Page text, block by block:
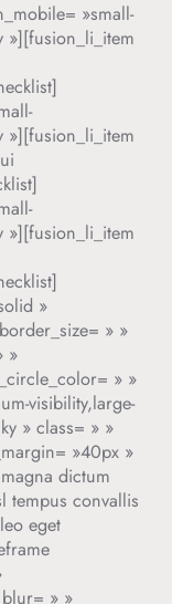
»small-
»][fusion_li_item
»][fusion_li_item
»][fusion_li_item
»
» »
»
» »
visibility,large-
» class= » »
»40px »
dictum
tempus convallis
eget
blur= » »